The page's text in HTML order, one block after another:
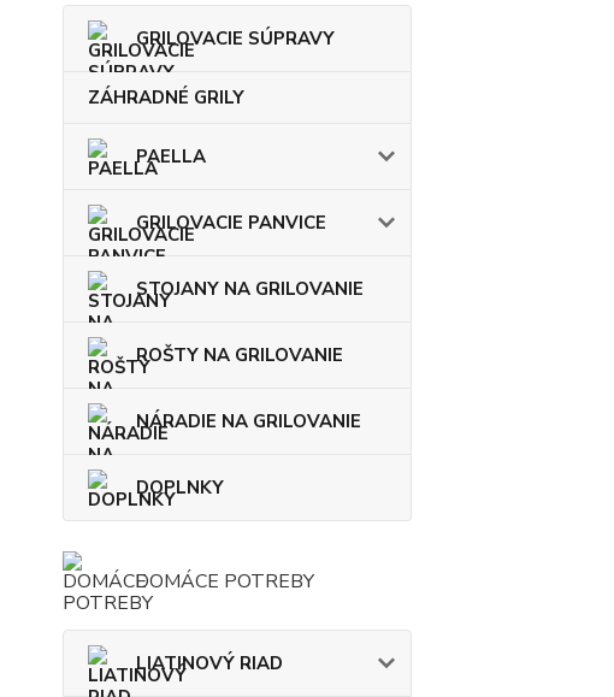
GRILOVACIE SÚPRAVY
ZÁHRADNÉ GRILY
PAELLA
GRILOVACIE PANVICE
STOJANY NA GRILOVANIE
ROŠTY NA GRILOVANIE
NÁRADIE NA GRILOVANIE
DOPLNKY
DOMÁCE POTREBY
LIATINOVÝ RIAD